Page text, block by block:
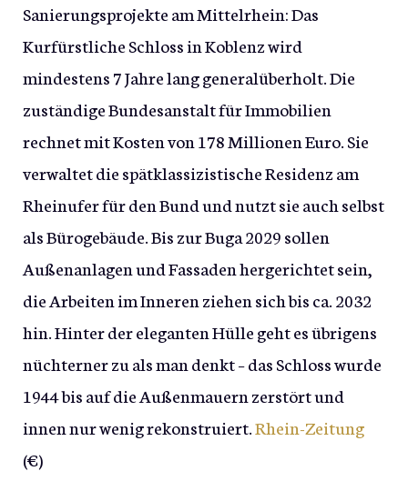
Sanierungsprojekte am Mittelrhein: Das
Kurfürstliche Schloss in Koblenz wird
mindestens 7 Jahre lang generalüberholt. Die
zuständige Bundesanstalt für Immobilien
rechnet mit Kosten von 178 Millionen Euro. Sie
verwaltet die spätklassizistische Residenz am
Rheinufer für den Bund und nutzt sie auch selbst
als Bürogebäude. Bis zur Buga 2029 sollen
Außenanlagen und Fassaden hergerichtet sein,
die Arbeiten im Inneren ziehen sich bis ca. 2032
hin. Hinter der eleganten Hülle geht es übrigens
nüchterner zu als man denkt – das Schloss wurde
1944 bis auf die Außenmauern zerstört und
innen nur wenig rekonstruiert.Rhein-Zeitung
(€)